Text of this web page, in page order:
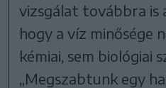
vizsgálat továbbra is
hogy a víz minősége
kémiai, sem biológiai
„Megszabtunk egy